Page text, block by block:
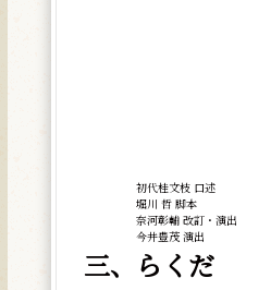
初代桂文枝 口述
堀川 哲 脚本
奈河彰輔 改訂・演出
今井豊茂 演出
三、らくだ